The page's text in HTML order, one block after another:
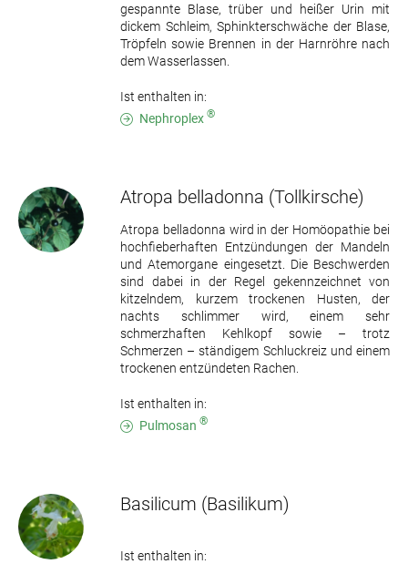
gespannte Blase, trüber und heißer Urin mit
dickem Schleim, Sphinkterschwäche der Blase,
Tröpfeln sowie Brennen in der Harnröhre nach
dem Wasserlassen.
Ist enthalten in:
Nephroplex ®
Atropa belladonna (Tollkirsche)
Atropa belladonna wird in der Homöopathie bei
hochfieberhaften Entzündungen der Mandeln
und Atemorgane eingesetzt. Die Beschwerden
sind dabei in der Regel gekennzeichnet von
kitzelndem, kurzem trockenen Husten, der
nachts schlimmer wird, einem sehr
schmerzhaften Kehlkopf sowie – trotz
Schmerzen – ständigem Schluckreiz und einem
trockenen entzündeten Rachen.
Ist enthalten in:
Pulmosan ®
Basilicum (Basilikum)
Ist enthalten in: